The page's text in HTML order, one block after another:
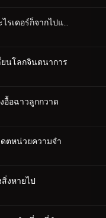
ยนโลกจินตนาการ
อื้อฉาวลูกกวาด
ดตหน่วยความจำ
งหายไป